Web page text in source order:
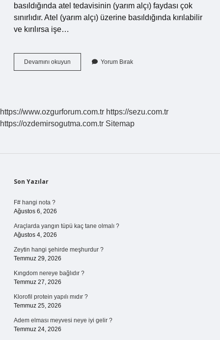
basıldığında atel tedavisinin (yarım alçı) faydası çok
sınırlıdır. Atel (yarım alçı) üzerine basıldığında kırılabilir
ve kırılırsa işe…
Devamını okuyun
Ayak
Yorum Bırak
https://www.ozgurforum.com.tr https://sezu.com.tr
https://ozdemirsogutma.com.tr Sitemap
Sidebar
Son Yazılar
F# hangi nota ?
Ağustos 6, 2026
Araçlarda yangın tüpü kaç tane olmalı ?
Ağustos 4, 2026
Zeytin hangi şehirde meşhurdur ?
Temmuz 29, 2026
Kıngdom nereye bağlıdır ?
Temmuz 27, 2026
Klorofil protein yapılı mıdır ?
Temmuz 25, 2026
Adem elması meyvesi neye iyi gelir ?
Temmuz 24, 2026